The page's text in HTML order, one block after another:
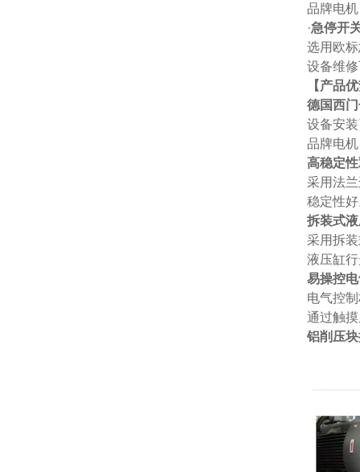
品牌电
·急停开
选用欧
设备维
【产品
德国西
设备安
品牌电
高稳定
采用法
稳定性
拆装式
采用拆
液压缸
易操控
电气控
通过触
铝削压